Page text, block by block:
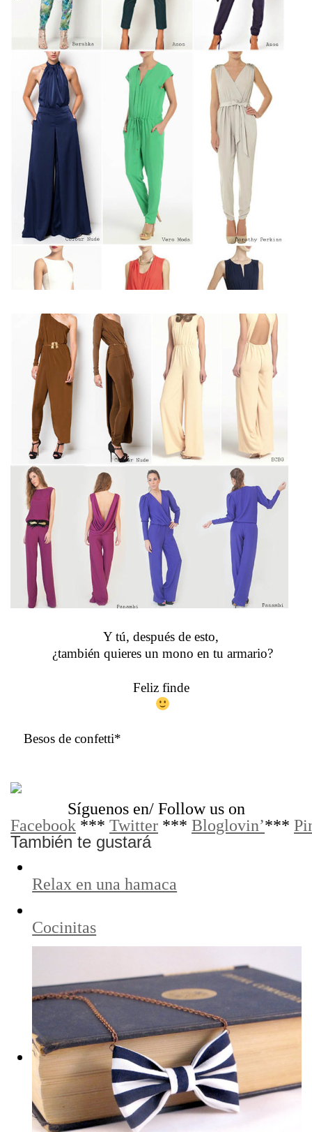
Y tú, después de esto,
¿también quieres un mono en tu armario?
Feliz finde
Besos de confetti*
Síguenos en/ Follow us on
Facebook *** Twitter *** Bloglovin’***
También te gustará
Relax en una hamaca
Cocinitas